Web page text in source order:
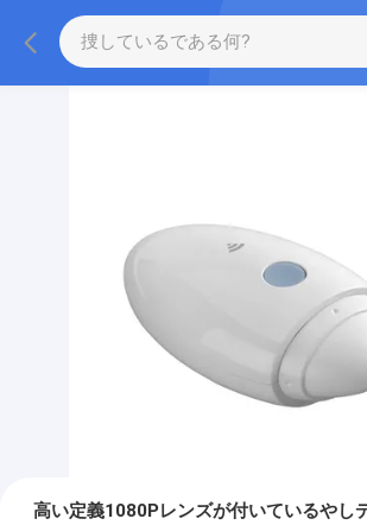
高い定義1080Pレンズが付いているやし